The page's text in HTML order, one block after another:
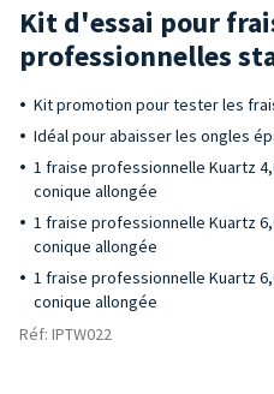
Kit d'essai pour
professionnelles
Kit promotion pour tester les
Idéal pour abaisser les ongles
1 fraise professionnelle Kuartz
conique allongée
1 fraise professionnelle Kuartz
conique allongée
1 fraise professionnelle Kuartz
conique allongée
Réf: IPTW022